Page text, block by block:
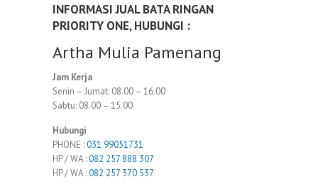
INFORMASI JUAL BATA RINGAN
PRIORITY ONE, HUBUNGI :
Artha Mulia Pamenang
Jam Kerja
Senin – Jumat: 08.00 – 16.00
Sabtu: 08.00 – 15.00
Hubungi
PHONE :031 99051731
HP / WA :082 257 888 307
HP / WA :082 257 370 537